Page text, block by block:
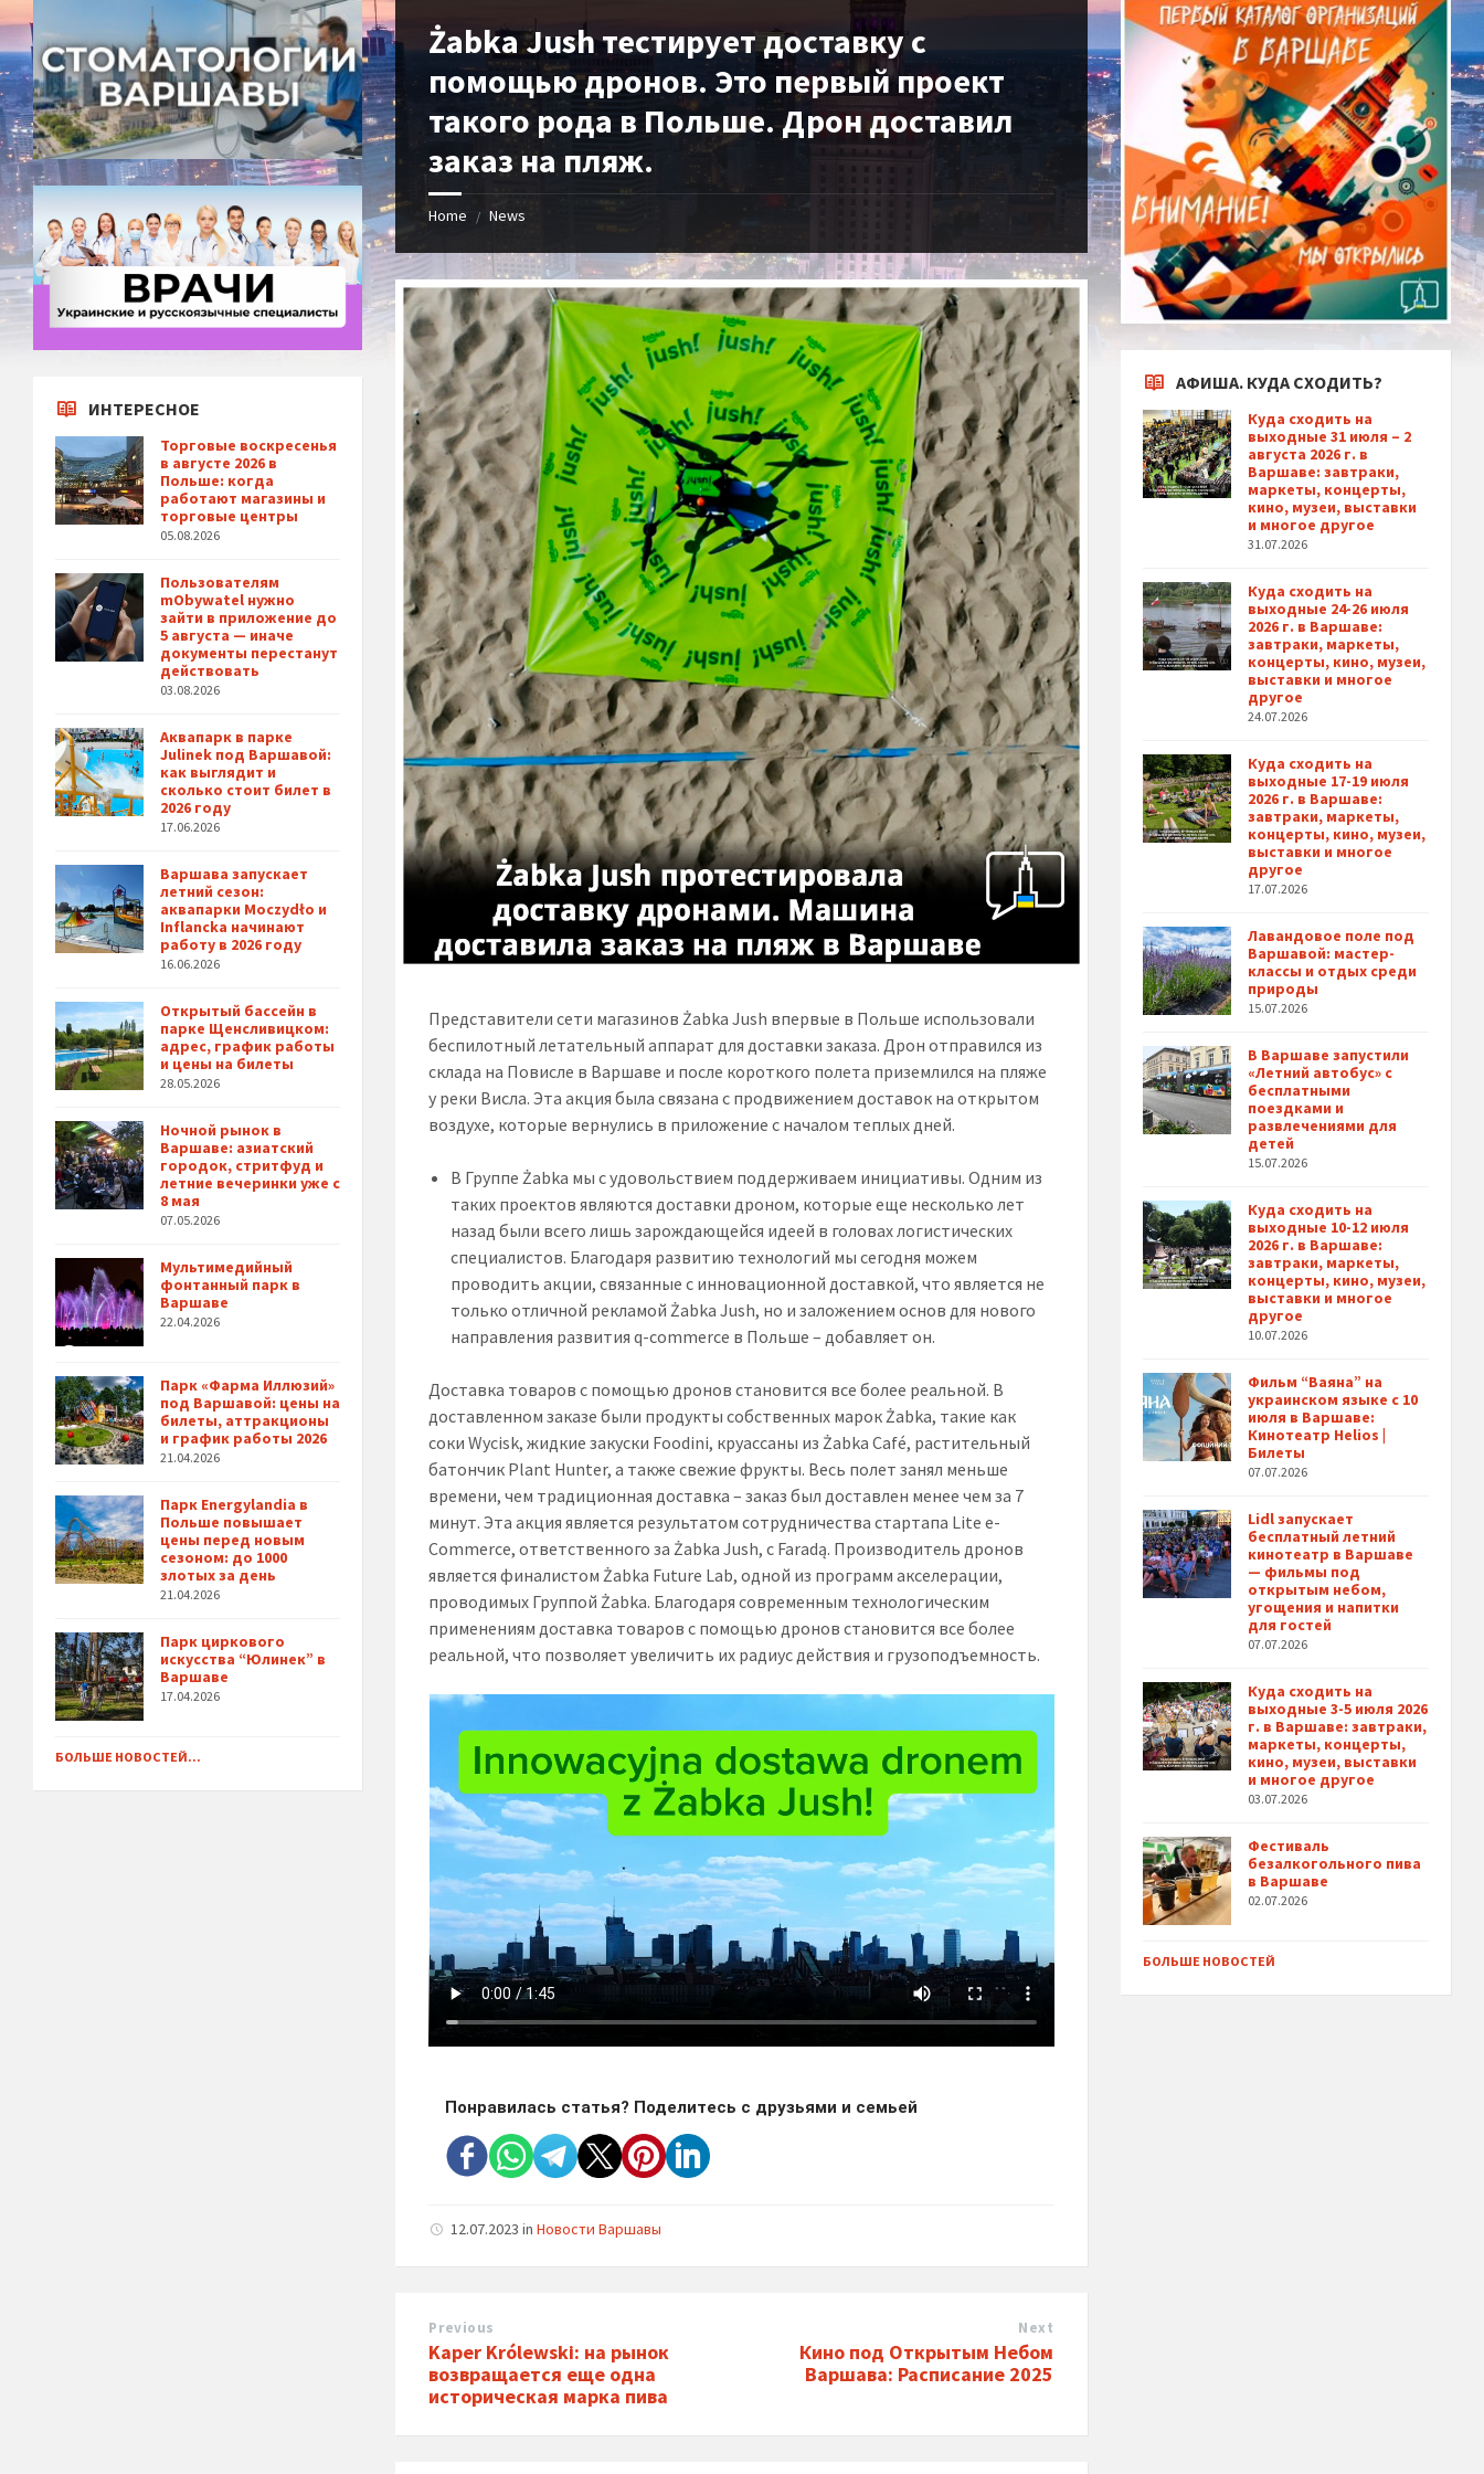
Żabka Jush тестирует доставку с
помощью дронов. Это первый проект
такого рода в Польше. Дрон доставил
заказ на пляж.
Home / News
Представители сети магазинов Żabka Jush впервые в Польше использовали
беспилотный летательный аппарат для доставки заказа. Дрон отправился из
склада на Повисле в Варшаве и после короткого полета приземлился на пляже
у реки Висла. Эта акция была связана с продвижением доставок на открытом
воздухе, которые вернулись в приложение с началом теплых дней.
В Группе Żabka мы с удовольствием поддерживаем инициативы. Одним из
таких проектов являются доставки дроном, которые еще несколько лет
назад были всего лишь зарождающейся идеей в головах логистических
специалистов. Благодаря развитию технологий мы сегодня можем
проводить акции, связанные с инновационной доставкой, что является не
только отличной рекламой Żabka Jush, но и заложением основ для нового
направления развития q-commerce в Польше – добавляет он.
Доставка товаров с помощью дронов становится все более реальной. В
доставленном заказе были продукты собственных марок Żabka, такие как
соки Wycisk, жидкие закуски Foodini, круассаны из Żabka Café, растительный
батончик Plant Hunter, а также свежие фрукты. Весь полет занял меньше
времени, чем традиционная доставка – заказ был доставлен менее чем за 7
минут. Эта акция является результатом сотрудничества стартапа Lite e-
Commerce, ответственного за Żabka Jush, с Faradą. Производитель дронов
является финалистом Żabka Future Lab, одной из программ акселерации,
проводимых Группой Żabka. Благодаря современным технологическим
применениям доставка товаров с помощью дронов становится все более
реальной, что позволяет увеличить их радиус действия и грузоподъемность.
Понравилась статья? Поделитесь с друзьями и семьей
12.07.2023inНовости Варшавы
Previous
Kaper Królewski: на рынок
возвращается еще одна
историческая марка пива
Next
Кино под Открытым Небом
Варшава: Расписание 2025
ИНТЕРЕСНОЕ
Торговые воскресенья
в августе 2026 в
Польше: когда
работают магазины и
торговые центры
05.08.2026
Пользователям
mObywatel нужно
зайти в приложение до
5 августа — иначе
документы перестанут
действовать
03.08.2026
Аквапарк в парке
Julinek под Варшавой:
как выглядит и
сколько стоит билет в
2026 году
17.06.2026
Варшава запускает
летний сезон:
аквапарки Moczydło и
Inflancka начинают
работу в 2026 году
16.06.2026
Открытый бассейн в
парке Щенсливицком:
адрес, график работы
и цены на билеты
28.05.2026
Ночной рынок в
Варшаве: азиатский
городок, стритфуд и
летние вечеринки уже с
8 мая
07.05.2026
Мультимедийный
фонтанный парк в
Варшаве
22.04.2026
Парк «Фарма Иллюзий»
под Варшавой: цены на
билеты, аттракционы
и график работы 2026
21.04.2026
Парк Energylandia в
Польше повышает
цены перед новым
сезоном: до 1000
злотых за день
21.04.2026
Парк циркового
искусства “Юлинек” в
Варшаве
17.04.2026
БОЛЬШЕ НОВОСТЕЙ...
АФИША. КУДА СХОДИТЬ?
Куда сходить на
выходные 31 июля – 2
августа 2026 г. в
Варшаве: завтраки,
маркеты, концерты,
кино, музеи, выставки
и многое другое
31.07.2026
Куда сходить на
выходные 24-26 июля
2026 г. в Варшаве:
завтраки, маркеты,
концерты, кино, музеи,
выставки и многое
другое
24.07.2026
Куда сходить на
выходные 17-19 июля
2026 г. в Варшаве:
завтраки, маркеты,
концерты, кино, музеи,
выставки и многое
другое
17.07.2026
Лавандовое поле под
Варшавой: мастер-
классы и отдых среди
природы
15.07.2026
В Варшаве запустили
«Летний автобус» с
бесплатными
поездками и
развлечениями для
детей
15.07.2026
Куда сходить на
выходные 10-12 июля
2026 г. в Варшаве:
завтраки, маркеты,
концерты, кино, музеи,
выставки и многое
другое
10.07.2026
Фильм “Ваяна” на
украинском языке с 10
июля в Варшаве:
Кинотеатр Helios |
Билеты
07.07.2026
Lidl запускает
бесплатный летний
кинотеатр в Варшаве
— фильмы под
открытым небом,
угощения и напитки
для гостей
07.07.2026
Куда сходить на
выходные 3-5 июля 2026
г. в Варшаве: завтраки,
маркеты, концерты,
кино, музеи, выставки
и многое другое
03.07.2026
Фестиваль
безалкогольного пива
в Варшаве
02.07.2026
БОЛЬШЕ НОВОСТЕЙ